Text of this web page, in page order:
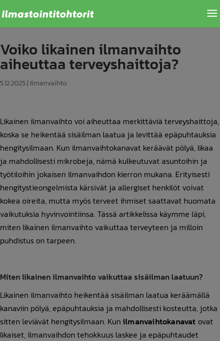
Voiko likainen ilmanvaihto
aiheuttaa terveyshaittoja?
5.12.2025| Ilmanvaihto
Likainen ilmanvaihto voi aiheuttaa merkittäviä terveyshaittoja,
koska se heikentää sisäilman laatua ja levittää epäpuhtauksia
hengitysilmaan. Kun ilmanvaihtokanavat keräävät pölyä, likaa
ja mahdollisesti mikrobeja, nämä kulkeutuvat asuntoihin ja
työtiloihin jokaisen ilmanvaihdon kierron mukana. Erityisesti
hengitystieongelmista kärsivät ja allergiset henkilöt voivat
kokea oireita, mutta myös terveet ihmiset saattavat huomata
vaikutuksia hyvinvointiinsa. Tässä artikkelissa käymme läpi,
miten likainen ilmanvaihto vaikuttaa terveyteen ja milloin
puhdistus on tarpeen.
Miten likainen ilmanvaihto vaikuttaa sisäilman laatuun?
Likainen ilmanvaihto heikentää sisäilman laatua keräämällä
kanaviin pölyä, epäpuhtauksia ja mahdollisesti kosteutta, jotka
sitten leviävät hengitysilmaan. Kun ilmanvaihtokanavat ovat
likaiset, ilmanvaihdon tehokkuus laskee ja epäpuhtaudet